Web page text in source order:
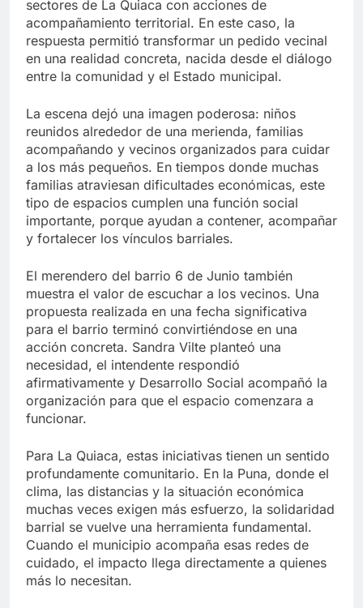
sectores de La Quiaca con acciones de
acompañamiento territorial. En este caso, la
respuesta permitió transformar un pedido vecinal
en una realidad concreta, nacida desde el diálogo
entre la comunidad y el Estado municipal.
La escena dejó una imagen poderosa: niños
reunidos alrededor de una merienda, familias
acompañando y vecinos organizados para cuidar
a los más pequeños. En tiempos donde muchas
familias atraviesan dificultades económicas, este
tipo de espacios cumplen una función social
importante, porque ayudan a contener, acompañar
y fortalecer los vínculos barriales.
El merendero del barrio 6 de Junio también
muestra el valor de escuchar a los vecinos. Una
propuesta realizada en una fecha significativa
para el barrio terminó convirtiéndose en una
acción concreta. Sandra Vilte planteó una
necesidad, el intendente respondió
afirmativamente y Desarrollo Social acompañó la
organización para que el espacio comenzara a
funcionar.
Para La Quiaca, estas iniciativas tienen un sentido
profundamente comunitario. En la Puna, donde el
clima, las distancias y la situación económica
muchas veces exigen más esfuerzo, la solidaridad
barrial se vuelve una herramienta fundamental.
Cuando el municipio acompaña esas redes de
cuidado, el impacto llega directamente a quienes
más lo necesitan.